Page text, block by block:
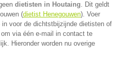
dietisten in Houtaing. Dit geldt
(dietist Henegouwen). Voer
voor de dichtstbijzijnde dietisten of
om via één e-mail in contact te
Hieronder worden nu overige